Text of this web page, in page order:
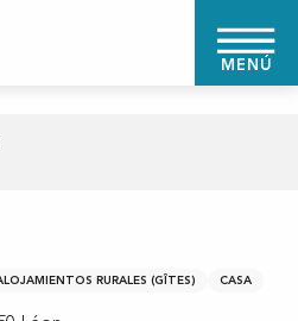
MENÚ
RURALES (GÎTES) CASA